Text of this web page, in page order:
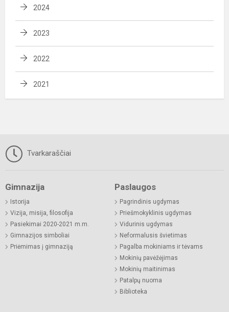
2024
2023
2022
2021
Tvarkaraščiai
Gimnazija
Istorija
Vizija, misija, filosofija
Pasiekimai 2020-2021 m.m.
Gimnazijos simboliai
Priėmimas į gimnaziją
Paslaugos
Pagrindinis ugdymas
Priešmokyklinis ugdymas
Vidurinis ugdymas
Neformalusis švietimas
Pagalba mokiniams ir tėvams
Mokinių pavėžėjimas
Mokinių maitinimas
Patalpų nuoma
Biblioteka